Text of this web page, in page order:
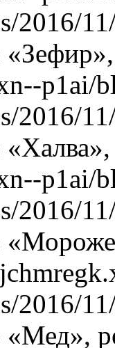
2016/
p1ai/
2016/
p1ai/
2016/
2016/
«Мед»,